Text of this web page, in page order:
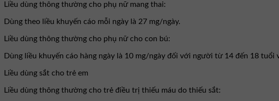
Liều dùng thông thường cho phụ nữ mang thai:
Dùng theo liều khuyến cáo mỗi ngày là 27 mg/ngày.
Liều dùng thông thường cho phụ nữ cho con bú:
Dùng liều khuyến cáo hàng ngày là 10 mg/ngày đối với người từ 14 đến 18
Liều dùng sắt cho trẻ em
Liều dùng thông thường cho trẻ điều trị thiếu máu do thiếu sắt: